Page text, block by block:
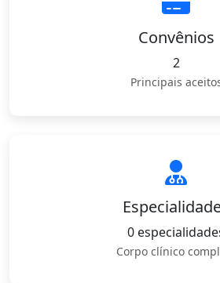
Convênios
2
Principais
0
Corpo clínico